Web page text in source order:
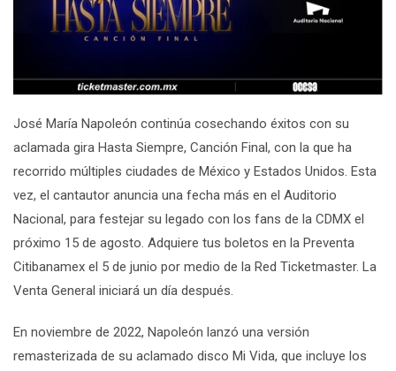
José María Napoleón continúa cosechando éxitos con su
aclamada gira Hasta Siempre, Canción Final, con la que ha
recorrido múltiples ciudades de México y Estados Unidos. Esta
vez, el cantautor anuncia una fecha más en el Auditorio
Nacional, para festejar su legado con los fans de la CDMX el
próximo 15 de agosto. Adquiere tus boletos en la Preventa
Citibanamex el 5 de junio por medio de la Red Ticketmaster. La
Venta General iniciará un día después.
En noviembre de 2022, Napoleón lanzó una versión
remasterizada de su aclamado disco Mi Vida, que incluye los